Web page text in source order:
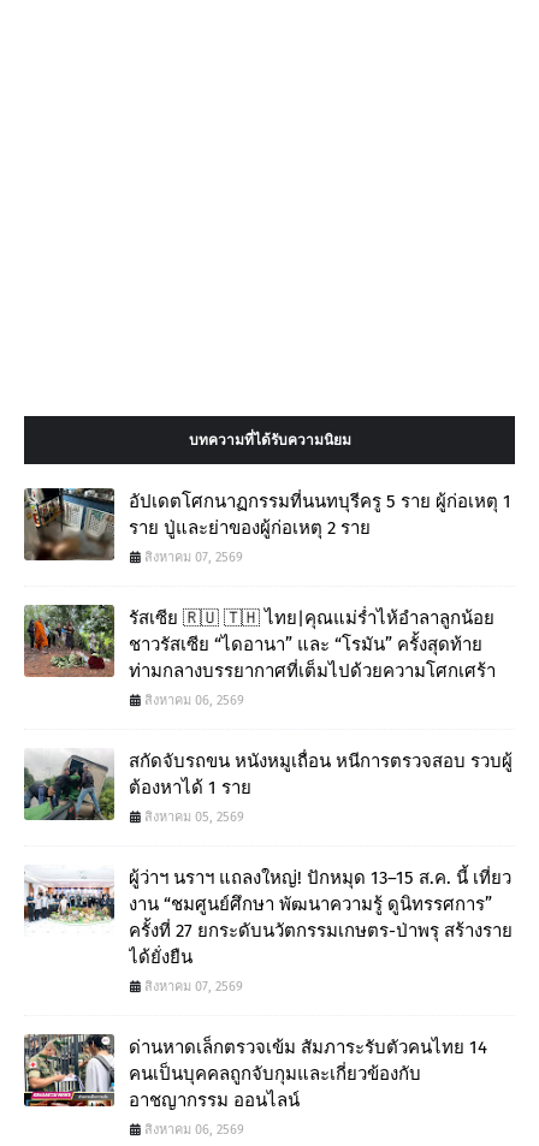
บทความที่ได้รับความนิยม
อัปเดตโศกนาฏกรรมที่นนทบุรีครู 5 ราย ผู้ก่อเหตุ 1
ราย ปู่และย่าของผู้ก่อเหตุ 2 ราย
สิงหาคม 07, 2569
รัสเซีย 🇷🇺 🇹🇭 ไทย|คุณแม่ร่ำไห้อำลาลูกน้อย
ชาวรัสเซีย “ไดอานา” และ “โรมัน” ครั้งสุดท้าย
ท่ามกลางบรรยากาศที่เต็มไปด้วยความโศกเศร้า
สิงหาคม 06, 2569
สกัดจับรถขน หนังหมูเถื่อน หนีการตรวจสอบ รวบผู้
ต้องหาได้ 1 ราย
สิงหาคม 05, 2569
ผู้ว่าฯ นราฯ แถลงใหญ่! ปักหมุด 13–15 ส.ค. นี้ เที่ยว
งาน “ชมศูนย์ศึกษา พัฒนาความรู้ ดูนิทรรศการ”
ครั้งที่ 27 ยกระดับนวัตกรรมเกษตร-ป่าพรุ สร้างราย
ได้ยั่งยืน
สิงหาคม 07, 2569
ด่านหาดเล็กตรวจเข้ม สัมภาระรับตัวคนไทย 14
คนเป็นบุคคลถูกจับกุมและเกี่ยวข้องกับ
อาชญากรรม ออนไลน์
สิงหาคม 06, 2569